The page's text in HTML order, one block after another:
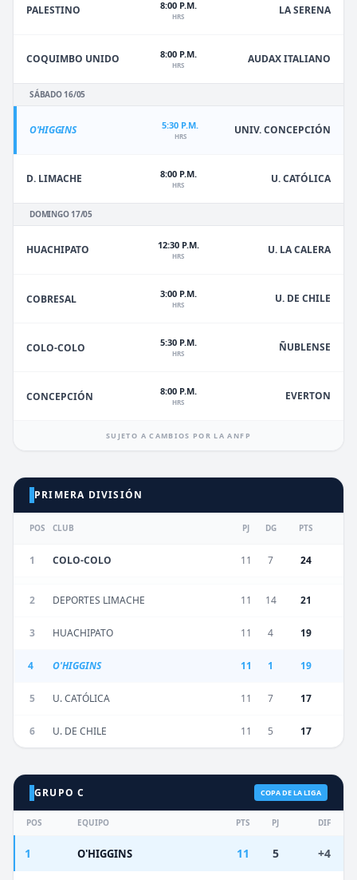
PALESTINO 8:00 P.M.
HRS LA SERENA
COQUIMBO UNIDO 8:00 P.M.
HRS AUDAX ITALIANO
SÁBADO 16/05
O'HIGGINS 5:30 P.M.
HRS UNIV. CONCEPCIÓN
D. LIMACHE 8:00 P.M.
HRS U. CATÓLICA
DOMINGO 17/05
HUACHIPATO 12:30 P.M.
HRS U. LA CALERA
COBRESAL 3:00 P.M.
HRS U. DE CHILE
COLO-COLO 5:30 P.M.
HRS ÑUBLENSE
CONCEPCIÓN 8:00 P.M.
HRS EVERTON
SUJETO A CAMBIOS POR LA ANFP
PRIMERA DIVISIÓN
POS CLUB PJ DG PTS
1 COLO-COLO 11 7 24
2 DEPORTES LIMACHE 11 14 21
3 HUACHIPATO 11 4 19
4 O'HIGGINS 11 1 19
5 U. CATÓLICA 11 7 17
6 U. DE CHILE 11 5 17
GRUPO C COPA DE LA LIGA
POS EQUIPO PTS PJ DIF
1 O'HIGGINS 11 5 +4